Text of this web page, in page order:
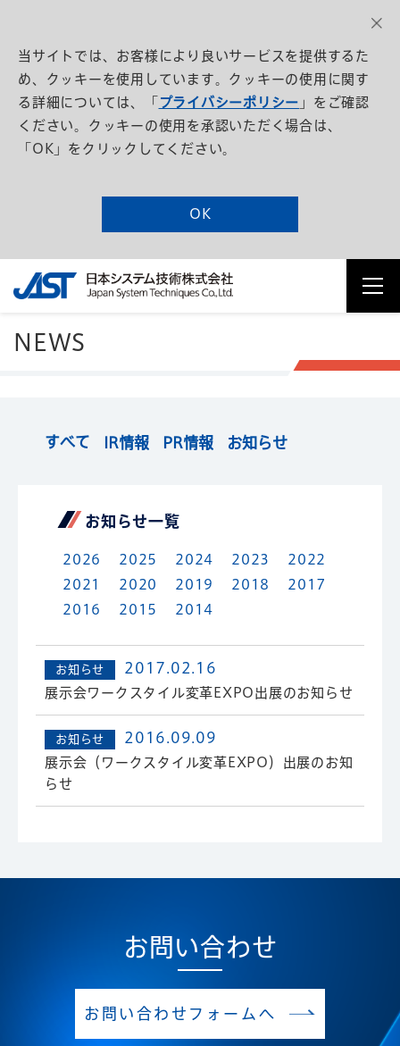
当サイトでは、お客様により良いサービスを提供するた
め、クッキーを使用しています。クッキーの使用に関す
る詳細については、「 プライバシーポリシー 」をご確認
ください。クッキーの使用を承認いただく場合は、
「OK」をクリックしてください。
OK
NEWS
すべて IR情報 PR情報 お知らせ
お知らせ⼀覧
2026 2025 2024 2023
2022
2021
2020 2019 2018
2017
2016
2015 2014
お知らせ 2017.02.16
展示会ワークスタイル変革EXPO出展のお知らせ
お知らせ 2016.09.09
展示会（ワークスタイル変革EXPO）出展のお知
らせ
お問い合わせ
お問い合わせフォームへ